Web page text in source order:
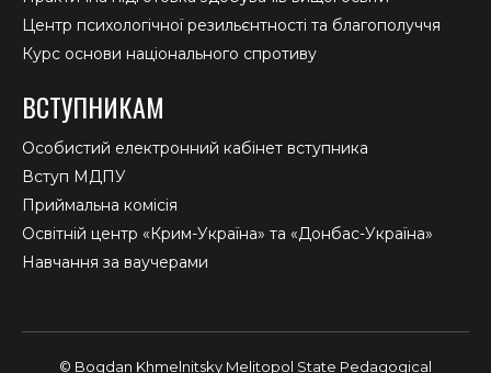
Центр психологічної резильєнтності та благополуччя
Курс основи національного спротиву
ВСТУПНИКАМ
Особистий електронний кабінет вступника
Вступ МДПУ
Приймальна комісія
Освітній центр «Крим-Україна» та «Донбас-Україна»
Навчання за ваучерами
© Bogdan Khmelnitsky Melitopol State Pedagogical